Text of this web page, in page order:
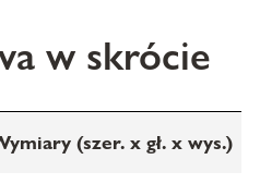
w skrócie
(szer. x gł. x wys.)